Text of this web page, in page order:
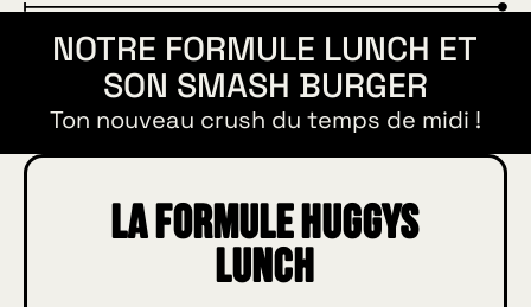
NOTRE FORMULE LUNCH ET
SON SMASH BURGER
Ton nouveau crush du temps de midi !
La formule HUGGYS
Lunch